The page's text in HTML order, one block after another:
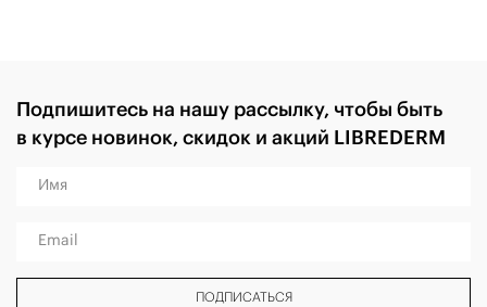
Подпишитесь на нашу рассылку, чтобы быть
в курсе новинок, скидок и акций LIBREDERM
Имя
Email
ПОДПИСАТЬСЯ